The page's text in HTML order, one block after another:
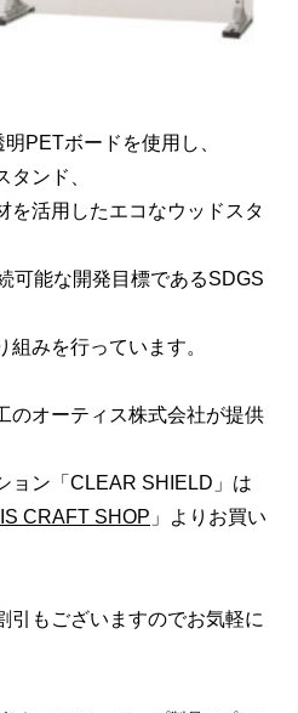
PETボードを使用し、
タンド、
を活用したエコなウッドスタ
可能な開発目標であるSDGS
みを行っています。
のオーティス株式会社が提供
ョン「CLEAR SHIELD」は
CRAFT SHOP 」よりお買い
引もございますのでお気軽に